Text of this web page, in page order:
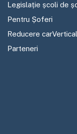
Legislație școli de
Pentru Șoferi
Reducere carVertical
Parteneri